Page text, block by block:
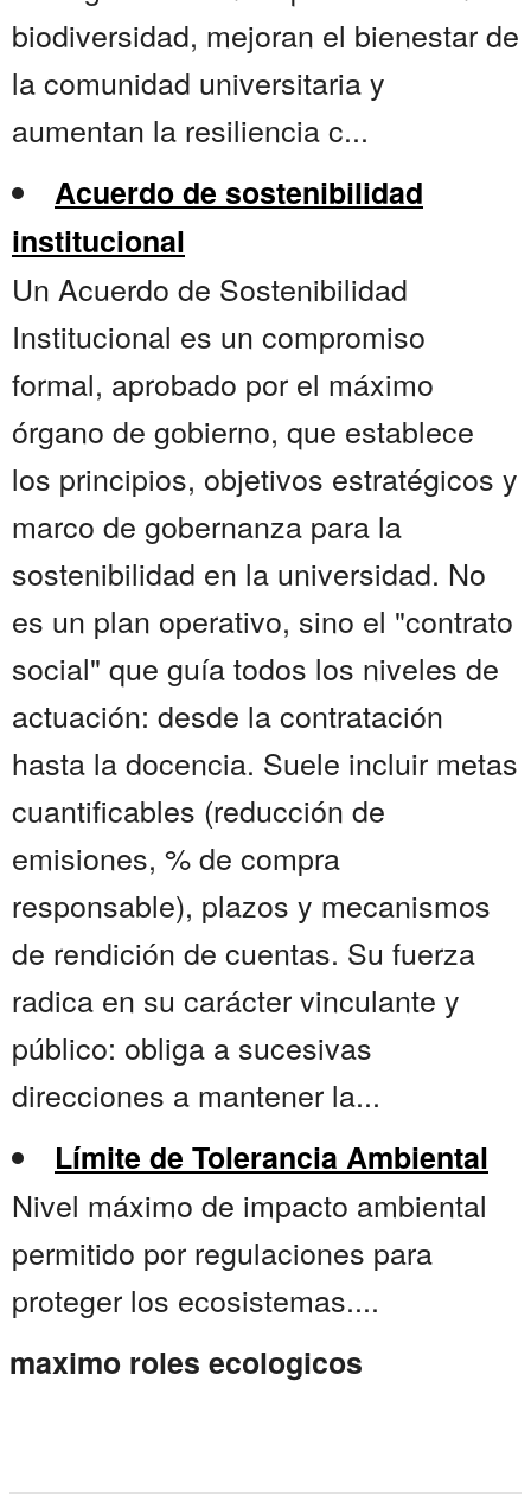
biodiversidad, mejoran el bienestar de
la comunidad universitaria y
aumentan la resiliencia c...
Acuerdo de sostenibilidad
institucional
Un Acuerdo de Sostenibilidad
Institucional es un compromiso
formal, aprobado por el máximo
órgano de gobierno, que establece
los principios, objetivos estratégicos y
marco de gobernanza para la
sostenibilidad en la universidad. No
es un plan operativo, sino el "contrato
social" que guía todos los niveles de
actuación: desde la contratación
hasta la docencia. Suele incluir metas
cuantificables (reducción de
emisiones, % de compra
responsable), plazos y mecanismos
de rendición de cuentas. Su fuerza
radica en su carácter vinculante y
público: obliga a sucesivas
direcciones a mantener la...
Límite de Tolerancia Ambiental
Nivel máximo de impacto ambiental
permitido por regulaciones para
proteger los ecosistemas....
maximo roles ecologicos